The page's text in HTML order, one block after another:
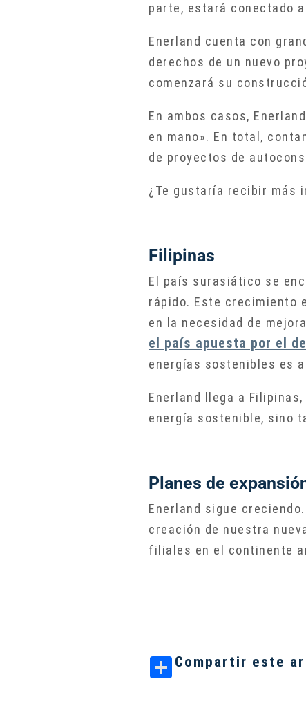
parte, estará conectado
Enerland cuenta con
derechos de un nuevo
comenzará su
En ambos casos,
en mano». En total,
de proyectos de
¿Te gustaría recibir más
Filipinas
El país surasiático se
rápido. Este crecimiento
en la necesidad de
el país apuesta por el
energías sostenibles es
Enerland llega a
energía sostenible, sino
Planes de
Enerland sigue
creación de nuestra
filiales en el continente
Compartir este